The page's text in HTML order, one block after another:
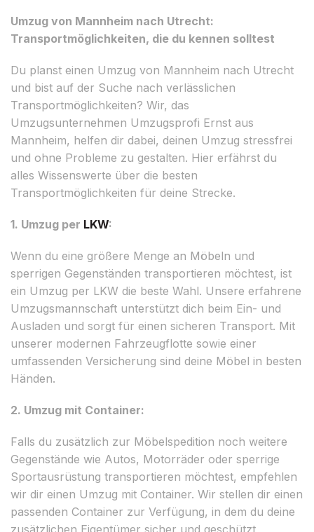
Umzug von Mannheim nach Utrecht:
Transportmöglichkeiten, die du kennen solltest
Du planst einen Umzug von Mannheim nach Utrecht
und bist auf der Suche nach verlässlichen
Transportmöglichkeiten? Wir, das
Umzugsunternehmen Umzugsprofi Ernst aus
Mannheim, helfen dir dabei, deinen Umzug stressfrei
und ohne Probleme zu gestalten. Hier erfährst du
alles Wissenswerte über die besten
Transportmöglichkeiten für deine Strecke.
1. Umzug per LKW:
Wenn du eine größere Menge an Möbeln und
sperrigen Gegenständen transportieren möchtest, ist
ein Umzug per LKW die beste Wahl. Unsere erfahrene
Umzugsmannschaft unterstützt dich beim Ein- und
Ausladen und sorgt für einen sicheren Transport. Mit
unserer modernen Fahrzeugflotte sowie einer
umfassenden Versicherung sind deine Möbel in besten
Händen.
2. Umzug mit Container:
Falls du zusätzlich zur Möbelspedition noch weitere
Gegenstände wie Autos, Motorräder oder sperrige
Sportausrüstung transportieren möchtest, empfehlen
wir dir einen Umzug mit Container. Wir stellen dir einen
passenden Container zur Verfügung, in dem du deine
zusätzlichen Eigentümer sicher und geschützt